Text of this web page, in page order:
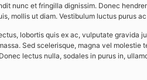
nunc et fringilla dignissim. Donec
mollis ut diam. Vestibulum luctus purus
lobortis quis ex ac, vulputate gravida
Sed scelerisque, magna vel molestie
lectus nulla, sodales in purus in,